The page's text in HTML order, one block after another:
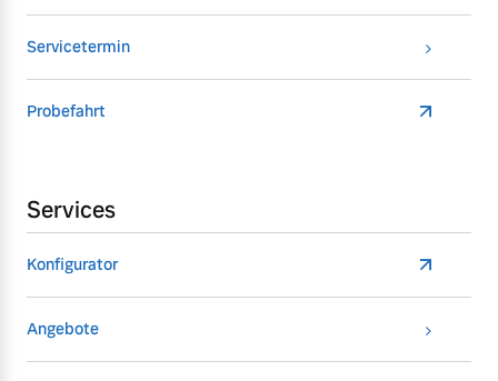
Servicetermin
Probefahrt
Services
Konfigurator
Angebote